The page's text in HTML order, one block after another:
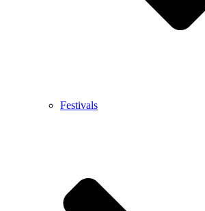
Festivals